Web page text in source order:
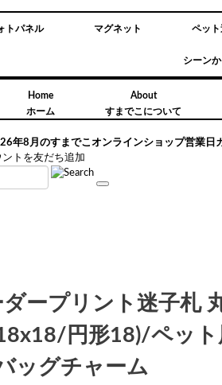
トパネル マグネット ペッ
シーン
Home
ホーム
About
すまでこについて
年8月のすまでこオンラインショップ営業日
ダープリント迷子札
円形18)/ペッ
ッグチャーム